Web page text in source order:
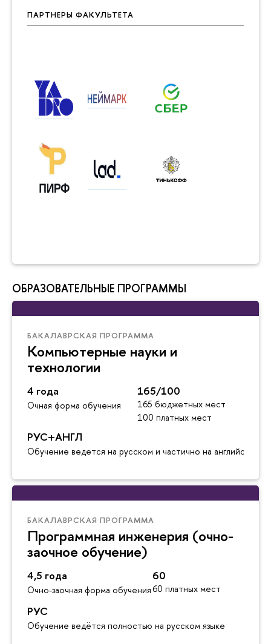
ПАРТНЕРЫ ФАКУЛЬТЕТА
ОБРАЗОВАТЕЛЬНЫЕ ПРОГРАММЫ
БАКАЛАВРСКАЯ ПРОГРАММА
Компьютерные науки и
технологии
4 года
Очная форма обучения
165/100
165 бюджетных мест
100 платных мест
РУС+АНГЛ
Обучение ведется на русском и частично на английском
БАКАЛАВРСКАЯ ПРОГРАММА
Программная инженерия (очно-
заочное обучение)
4,5 года
Очно-заочная форма обучения
60
60 платных мест
РУС
Обучение ведётся полностью на русском языке